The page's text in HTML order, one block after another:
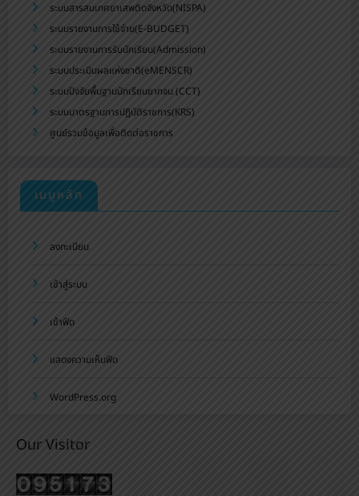
ระบบสารสนเทศยาเสพติดจังหวัด(NISPA)
ระบบรายงานการใช้จ่าย(E-BUDGET)
ระบบรายงานการรับนักเรียน(Admission)
ระบบประเมินผลแห่งชาติ(eMENSCR)
ระบบปัจจัยพื้นฐานนักเรียนยากจน (CCT)
ระบบมาตรฐานการปฏิบัติราชการ(KRS)
ศูนย์รวมข้อมูลเพื่อติดต่อราชการ
เมนูหลัก
ลงทะเบียน
เข้าสู่ระบบ
เข้าฟีด
แสดงความเห็นฟีด
WordPress.org
Our Visitor